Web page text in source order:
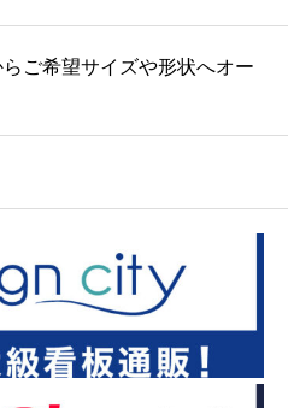
ご希望サイズや形状へオー